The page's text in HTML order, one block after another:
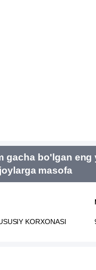
gacha bo'lgan eng
joylarga masofa
KORXONASI